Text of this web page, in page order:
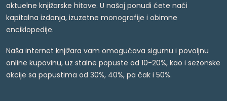
aktuelne knjižarske hitove. U našoj ponudi ćete naći
kapitalna izdanja, izuzetne monografije i obimne
enciklopedije.
Naša internet knjižara vam omogućava sigurnu i povoljnu
online kupovinu, uz stalne popuste od 10-20%, kao i sezonske
akcije sa popustima od 30%, 40%, pa čak i 50%.